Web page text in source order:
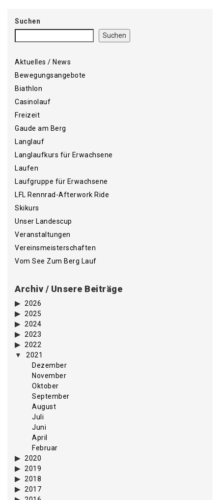
Suchen
Suchen
Aktuelles / News
Bewegungsangebote
Biathlon
Casinolauf
Freizeit
Gaude am Berg
Langlauf
Langlaufkurs für Erwachsene
Laufen
Laufgruppe für Erwachsene
LFL Rennrad-Afterwork Ride
Skikurs
Unser Landescup
Veranstaltungen
Vereinsmeisterschaften
Vom See Zum Berg Lauf
Archiv / Unsere Beiträge
2026
2025
2024
2023
2022
2021
Dezember
November
Oktober
September
August
Juli
Juni
April
Februar
2020
2019
2018
2017